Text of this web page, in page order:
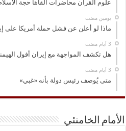
علوم القرآن محاضرات القاها حجة
‏يومين مضت
ماذا لو أعلن عن فشل حملة أمريكا على
هل تكشف المواجهة مع إيران أفول
متى يُوصف رئيس دولة بأنه «غبي»
الأمام الخامنئي